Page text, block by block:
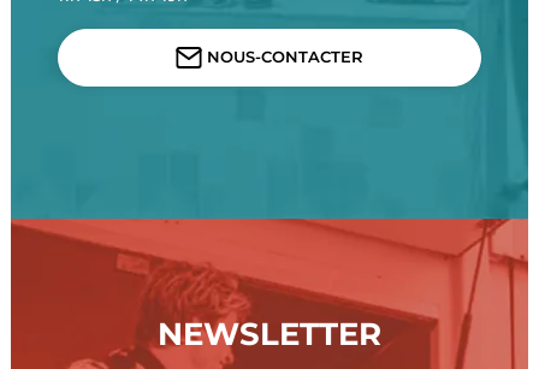
NOUS-CONTACTER
NEWSLETTER